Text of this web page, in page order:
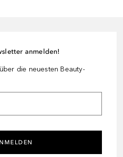
anmelden!
die neuesten Beauty-